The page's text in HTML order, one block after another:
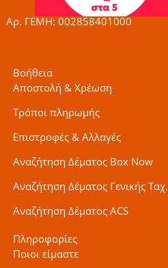
Αρ. ΓΕΜΗ: 002858401000
Βοήθεια
Αποστολή & Χρέωση
Τρόποι πληρωμής
Επιστροφές & Αλλαγές
Αναζήτηση Δέματος Box Now
Αναζήτηση Δέματος Γενικής Ταχ.
Αναζήτηση Δέματος ACS
Πληροφορίες
Ποιοι είμαστε